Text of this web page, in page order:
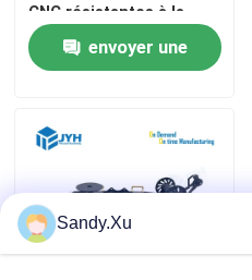
CNC résistantes à la
corrosion, à l'usure et
aux couleursenvoyer une
Sandy.Xu